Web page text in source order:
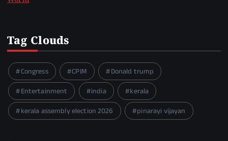
Tag Clouds
Congress CPIM
Donald trump
Entertainment
india
kerala
kerala assembly election 2026
pinarayi vijayan